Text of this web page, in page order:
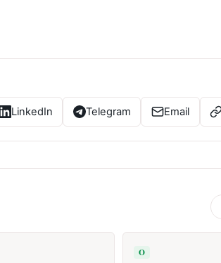
LinkedIn Telegram Email
O